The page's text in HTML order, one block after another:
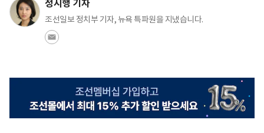
정시행 기자
조선일보 정치부 기자, 뉴욕 특파원을 지냈습니다.